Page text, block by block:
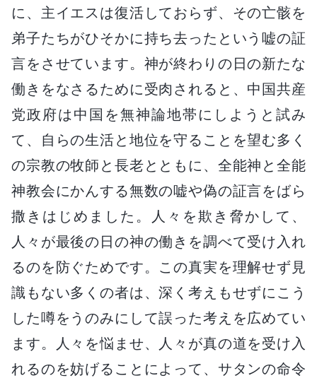
に、主イエスは復活しておらず、その亡骸を
弟子たちがひそかに持ち去ったという嘘の証
言をさせています。神が終わりの日の新たな
働きをなさるために受肉されると、中国共産
党政府は中国を無神論地帯にしようと試み
て、自らの生活と地位を守ることを望む多く
の宗教の牧師と長老とともに、全能神と全能
神教会にかんする無数の嘘や偽の証言をばら
撒きはじめました。人々を欺き脅かして、
人々が最後の日の神の働きを調べて受け入れ
るのを防ぐためです。この真実を理解せず見
識もない多くの者は、深く考えもせずにこう
した噂をうのみにして誤った考えを広めてい
ます。人々を悩ませ、人々が真の道を受け入
れるのを妨げることによって、サタンの命令